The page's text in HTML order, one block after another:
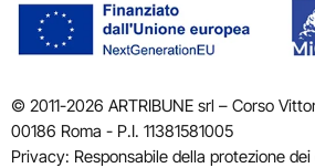
© 2011-2026 ARTRIBUNE srl – Corso
00186 Roma - P.I. 11381581005
Privacy: Responsabile della protezione